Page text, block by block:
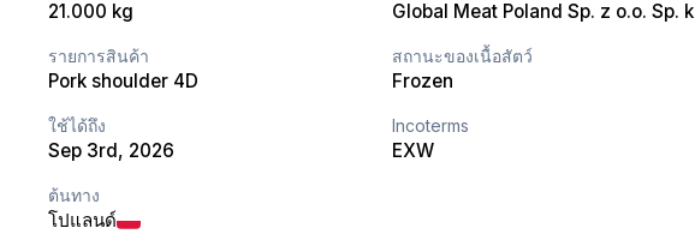
21.000 kg
รายการสินค้า
Pork shoulder 4D
ใช้ได้ถึง
Sep 3rd, 2026
ต้นทาง
โปแลนด์
Global Meat Poland Sp. z o.o. Sp. k
สถานะของเนื้อสัตว์
Frozen
Incoterms
EXW